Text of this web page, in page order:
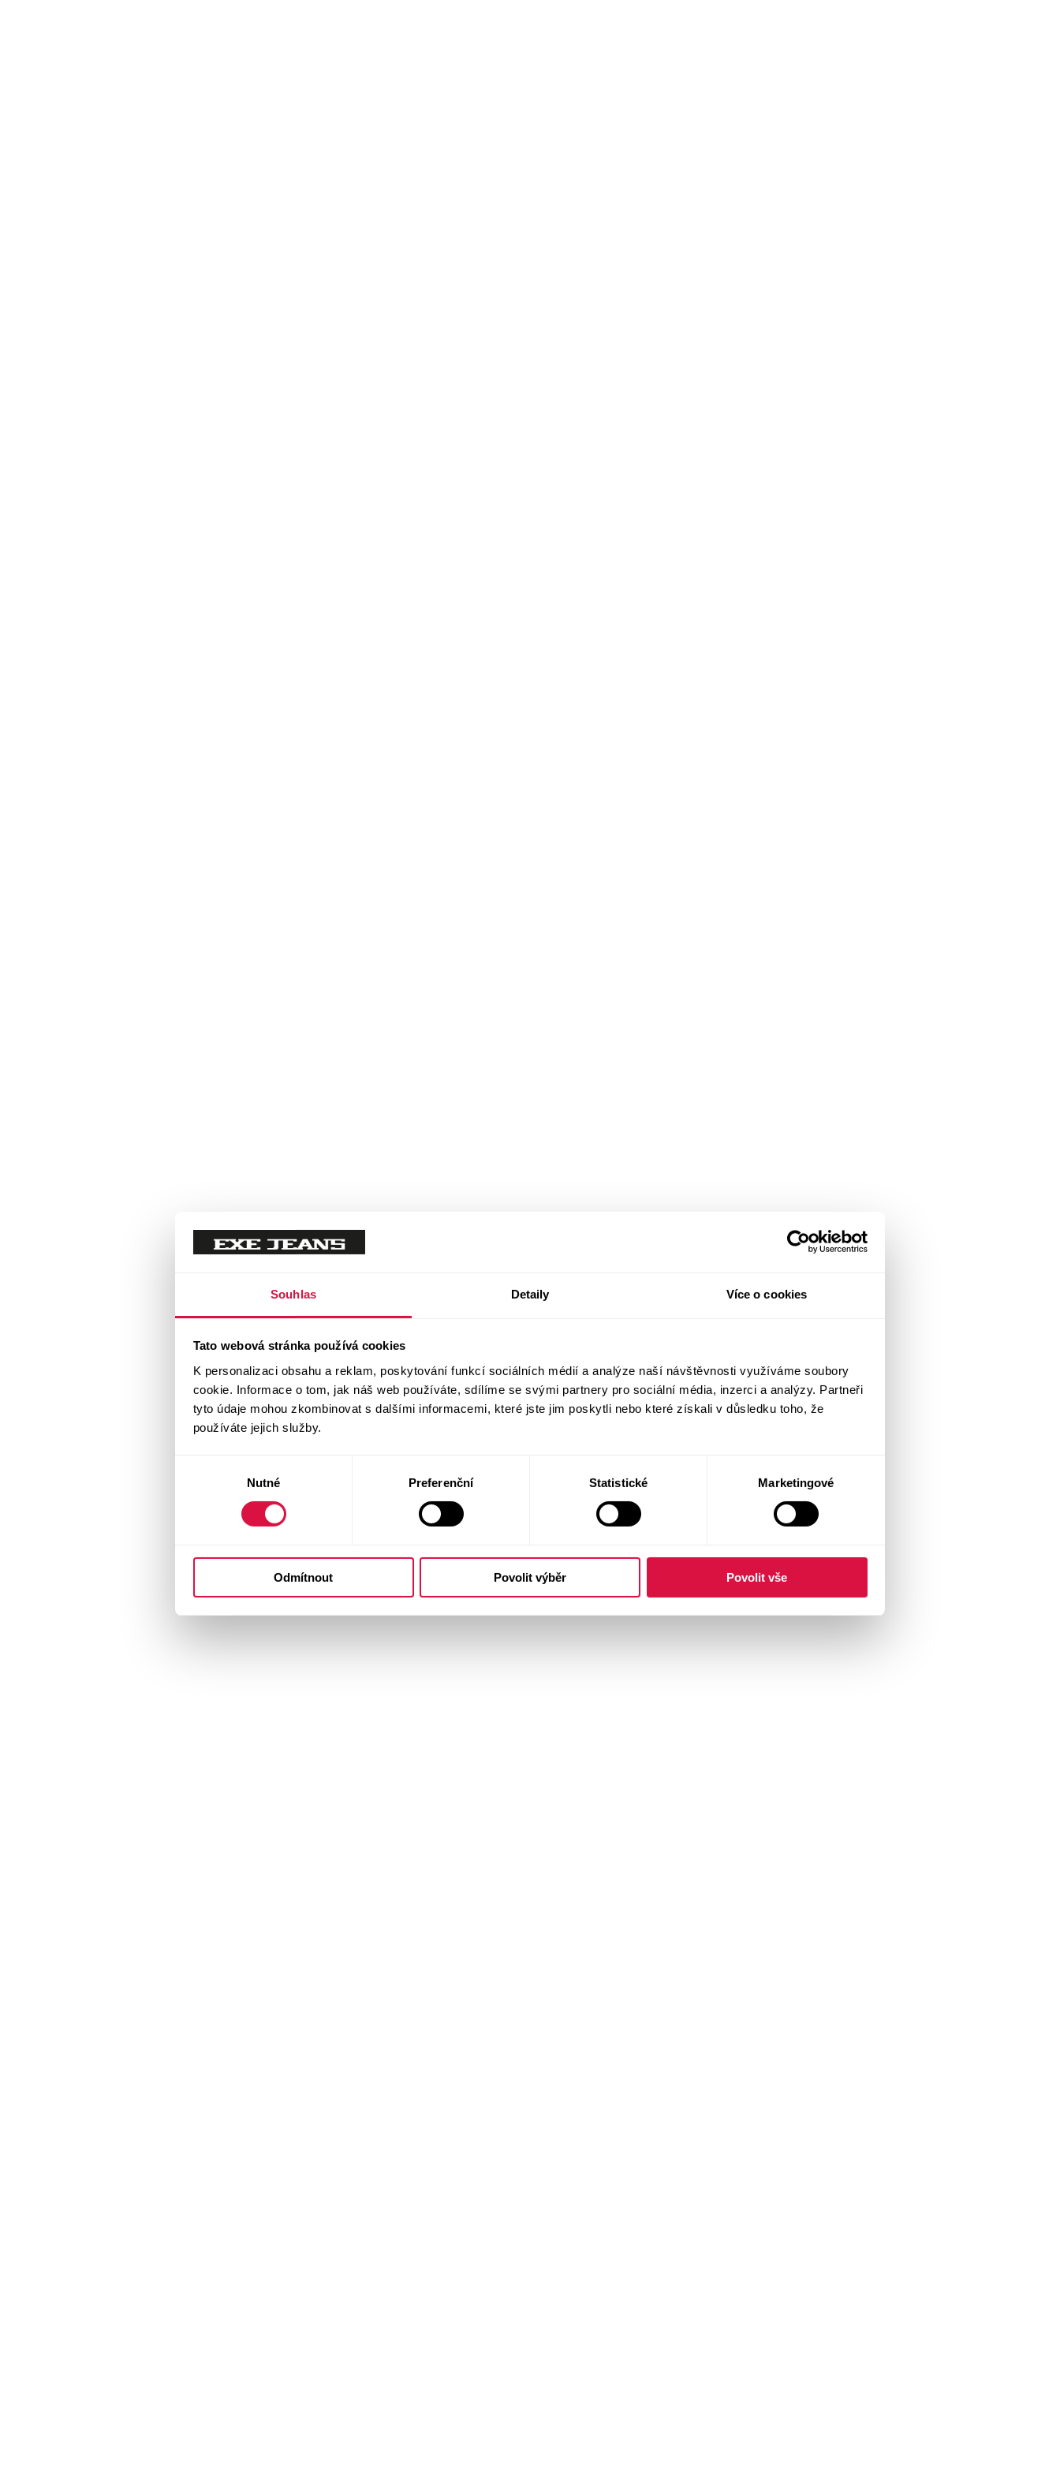
Souhlas Detaily Více o cookies
Tato webová stránka používá cookies
K personalizaci obsahu a reklam, poskytování funkcí sociálních médií a analýze naší návštěvnosti využíváme soubory
cookie. Informace o tom, jak náš web používáte, sdílíme se svými partnery pro sociální média, inzerci a analýzy. Partneři
tyto údaje mohou zkombinovat s dalšími informacemi, které jste jim poskytli nebo které získali v důsledku toho, že
používáte jejich služby.
Nutné Preferenční Statistické Marketingové
Odmítnout Povolit výběr Povolit vše